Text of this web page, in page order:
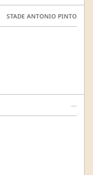
STADE ANTONIO PINTO
—